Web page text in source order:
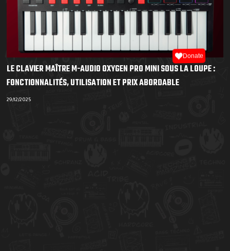
LE CLAVIER MAÎTRE M-AUDIO OXYGEN PRO MINI SOUS LA LOUPE :
FONCTIONNALITÉS, UTILISATION ET PRIX ABORDABLE
29/12/2025
Donate